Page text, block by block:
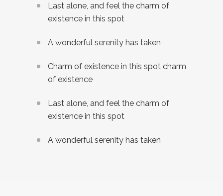
Last alone, and feel the charm of
existence in this spot
A wonderful serenity has taken
Charm of existence in this spot charm
of existence
Last alone, and feel the charm of
existence in this spot
A wonderful serenity has taken